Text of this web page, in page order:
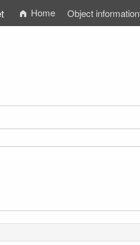
Home Object information